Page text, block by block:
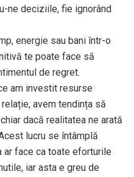
ne deciziile, fie ignorând
energie sau bani într-o
te poate face să
de regret.
am investit resurse
avem tendința să
dacă realitatea ne arată
lucru se întâmplă
ar face ca toate eforturile
iar asta e greu de